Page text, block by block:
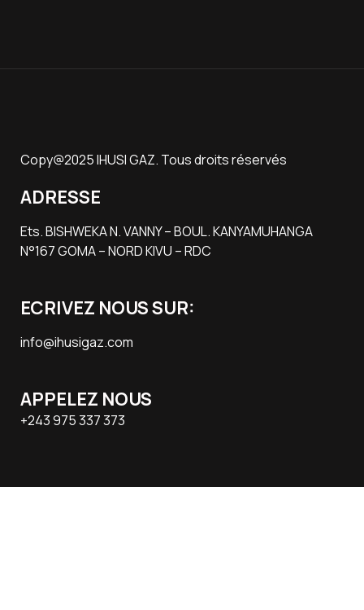
Copy@2025 IHUSI GAZ. Tous droits réservés
ADRESSE
Ets. BISHWEKA N. VANNY – BOUL. KANYAMUHANGA
N°167 GOMA – NORD KIVU – RDC
ECRIVEZ NOUS SUR:
info@ihusigaz.com
APPELEZ NOUS
+243 975 337 373